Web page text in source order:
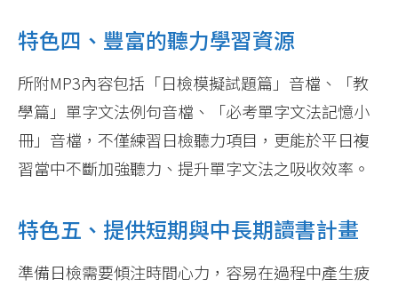
特色四、豐富的聽力學習資源
所附MP3內容包括「日檢模擬試題篇」音檔、「教
學篇」單字文法例句音檔、「必考單字文法記憶小
冊」音檔，不僅練習日檢聽力項目，更能於平日複
習當中不斷加強聽力、提升單字文法之吸收效率。
特色五、提供短期與中長期讀書計畫
準備日檢需要傾注時間心力，容易在過程中產生疲